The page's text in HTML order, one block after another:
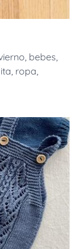
, bebes,
, ropa,